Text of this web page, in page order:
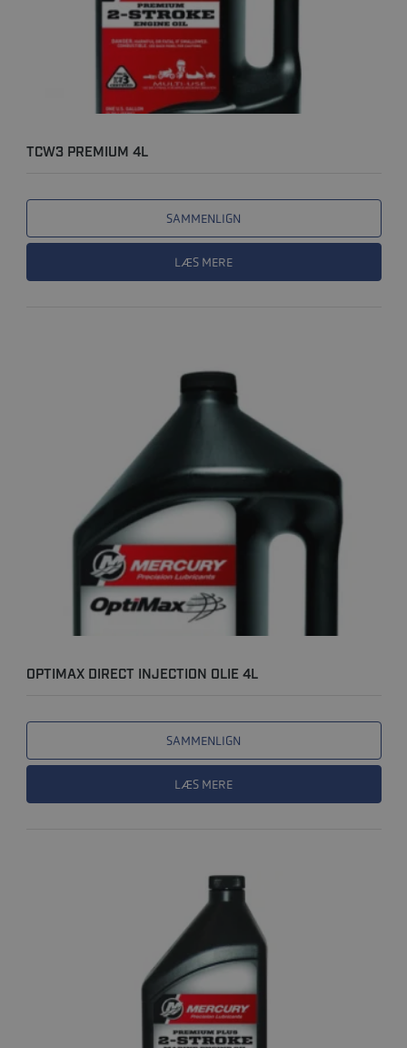
TCW3 PREMIUM 4L
SAMMENLIGN
LÆS MERE
OPTIMAX DIRECT INJECTION OLIE 4L
SAMMENLIGN
LÆS MERE